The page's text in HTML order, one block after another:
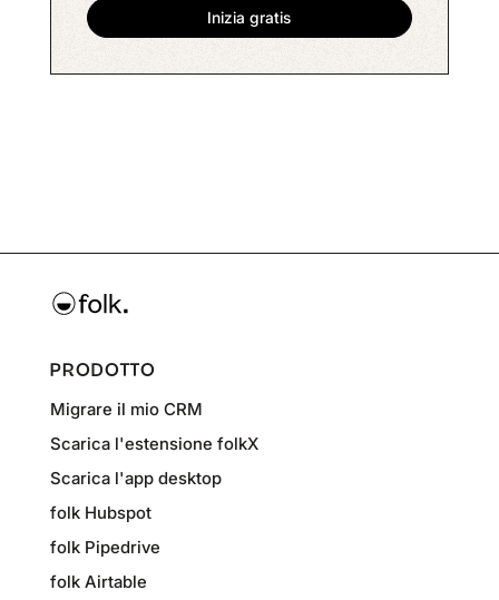
PRODOTTO
Migrare il mio CRM
Scarica l'estensione folkX
Scarica l'app desktop
folk Hubspot
folk Pipedrive
folk Airtable